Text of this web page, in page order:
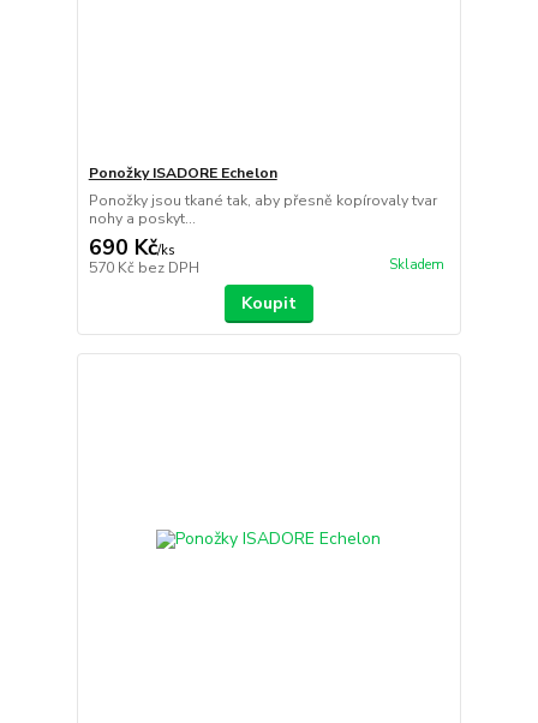
Ponožky ISADORE Echelon
Ponožky jsou tkané tak, aby přesně kopírovaly tvar
nohy a poskyt...
690 Kč/ks
570 Kč bez DPH Skladem
Koupit